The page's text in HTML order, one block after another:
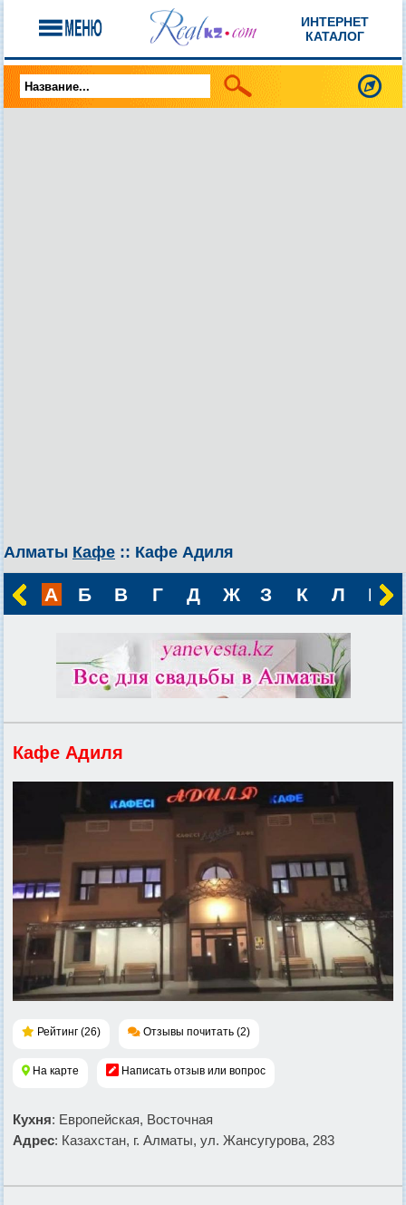
ИНТЕРНЕТ
КАТАЛОГ
Алматы Кафе :: Кафе Адиля
А Б В Г Д Ж З К Л М
Кафе Адиля
Рейтинг (26) Отзывы почитать (2)
На карте Написать отзыв или вопрос
Кухня: Европейская, Восточная
Адрес: Казахстан, г. Алматы, ул. Жансугурова, 283